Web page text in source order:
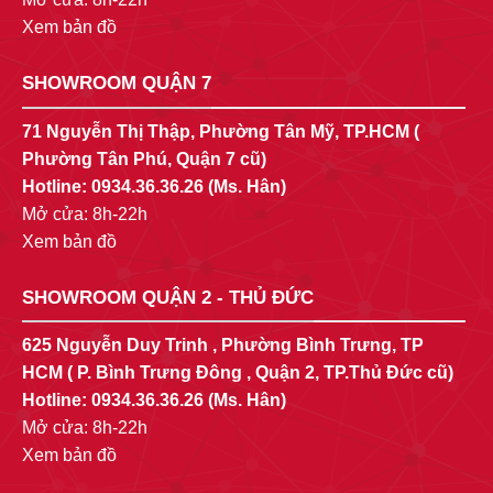
Xem bản đồ
SHOWROOM QUẬN 7
71 Nguyễn Thị Thập, Phường Tân Mỹ, TP.HCM (
Phường Tân Phú, Quận 7 cũ)
Hotline: 0934.36.36.26 (Ms. Hân)
Mở cửa: 8h-22h
Xem bản đồ
SHOWROOM QUẬN 2 - THỦ ĐỨC
625 Nguyễn Duy Trinh , Phường Bình Trưng, TP
HCM ( P. Bình Trưng Đông , Quận 2, TP.Thủ Đức cũ)
Hotline: 0934.36.36.26 (Ms. Hân)
Mở cửa: 8h-22h
Xem bản đồ